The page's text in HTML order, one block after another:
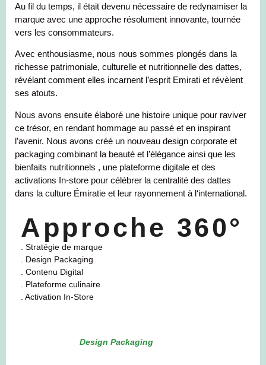
Au fil du temps, il était devenu nécessaire de redynamiser la
marque avec une approche résolument innovante, tournée
vers les consommateurs.
Avec enthousiasme, nous nous sommes plongés dans la
richesse patrimoniale, culturelle et nutritionnelle des dattes,
révélant comment elles incarnent l’esprit Emirati et révèlent
ses atouts.
Nous avons ensuite élaboré une histoire unique pour raviver
ce trésor, en rendant hommage au passé et en inspirant
l’avenir. Nous avons créé un nouveau design corporate et
packaging combinant la beauté et l’élégance ainsi que les
bienfaits nutritionnels , une plateforme digitale et des
activations In-store pour célébrer la centralité des dattes
dans la culture Émiratie et leur rayonnement à l‘international.
Approche 360°
. Stratégie de marque
. Design Packaging
. Contenu Digital
. Plateforme culinaire
. Activation In-Store
Design Packaging